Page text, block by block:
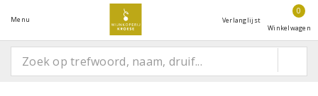
Menu Verlanglijst
0
Winkelwagen